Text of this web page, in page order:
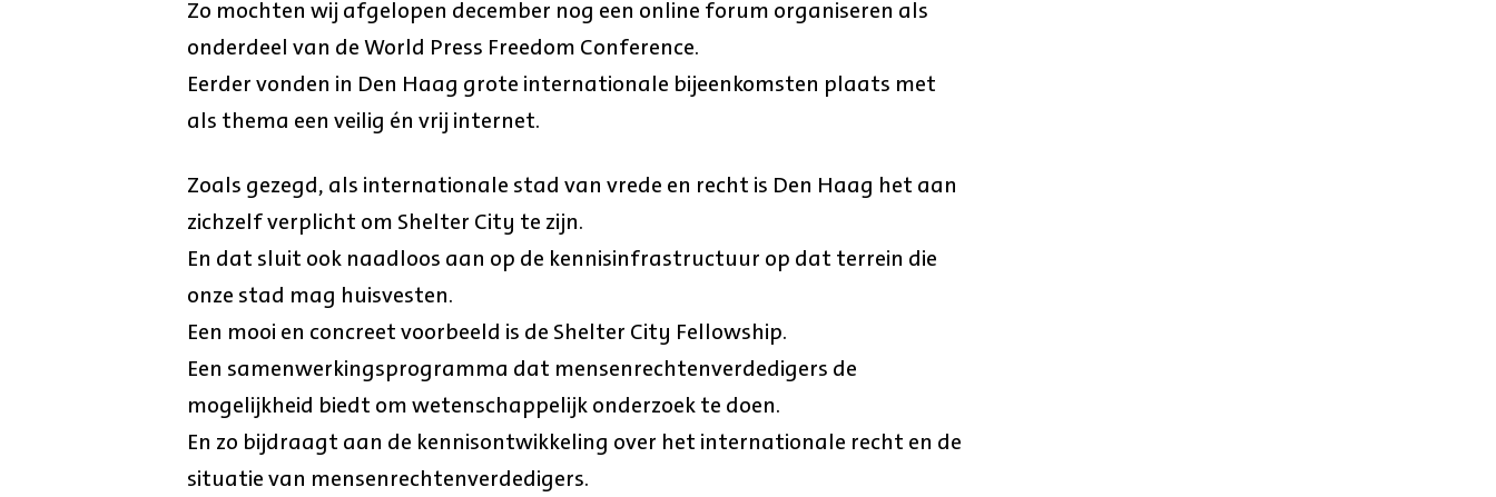
Zo mochten wij afgelopen december nog een online forum organiseren als
onderdeel van de World Press Freedom Conference.
Eerder vonden in Den Haag grote internationale bijeenkomsten plaats met
als thema een veilig én vrij internet.
Zoals gezegd, als internationale stad van vrede en recht is Den Haag het aan
zichzelf verplicht om Shelter City te zijn.
En dat sluit ook naadloos aan op de kennisinfrastructuur op dat terrein die
onze stad mag huisvesten.
Een mooi en concreet voorbeeld is de Shelter City Fellowship.
Een samenwerkingsprogramma dat mensenrechtenverdedigers de
mogelijkheid biedt om wetenschappelijk onderzoek te doen.
En zo bijdraagt aan de kennisontwikkeling over het internationale recht en de
situatie van mensenrechtenverdedigers.